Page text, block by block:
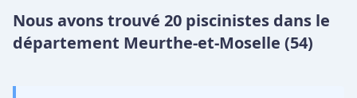
Nous avons trouvé 20 piscinistes dans le
département Meurthe-et-Moselle (54)